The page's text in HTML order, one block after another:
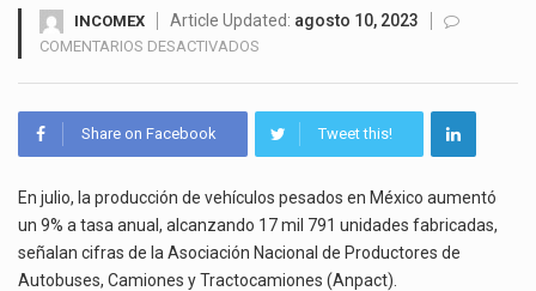
El Departamento de Agricultura de Estados Unidos (USDA) suspendió el 5 de agosto de 2026…
La industria manufacturera de exportación afiliada a Index en Nuevo León ha alcanzado hasta 10%…
El superávit comercial de México con Estados Unidos alcanzó 102,581 millones de dólares (mdd) en…
INCOMEX Article Updated: agosto 10, 2023
COMENTARIOS DESACTIVADOS
CAMIONES
PESADOS
9%
EN
JULIO:
ANPACT
Share on Facebook Tweet this!
En julio, la producción de vehículos pesados en México aumentó
un 9% a tasa anual, alcanzando 17 mil 791 unidades fabricadas,
señalan cifras de la Asociación Nacional de Productores de
Autobuses, Camiones y Tractocamiones (Anpact).